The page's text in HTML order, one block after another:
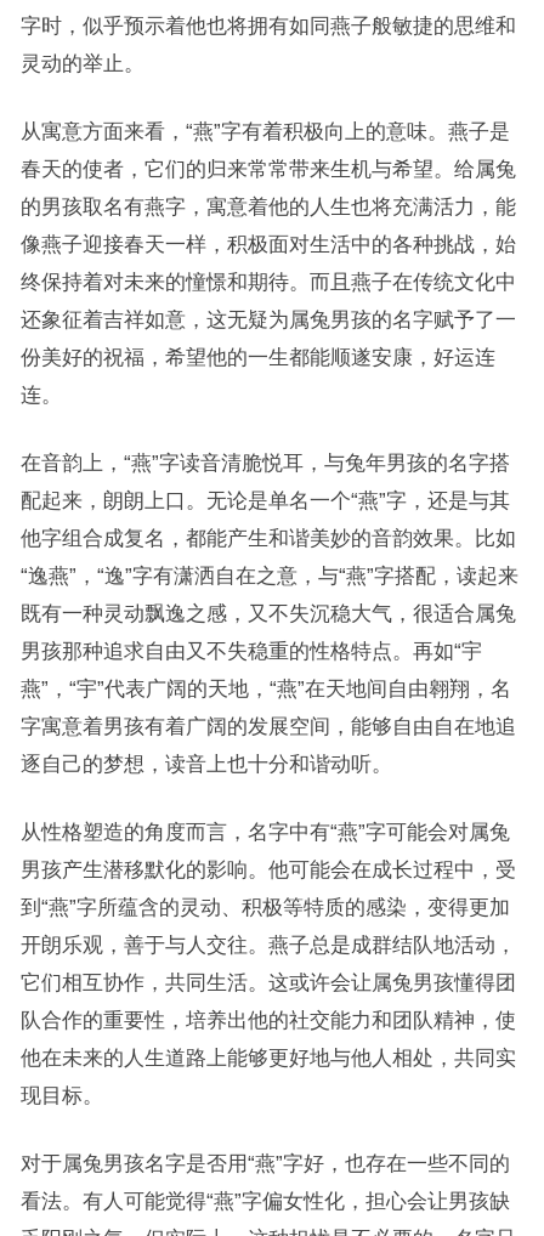
字时，似乎预示着他也将拥有如同燕子般敏捷的思维和
灵动的举止。
从寓意方面来看，“燕”字有着积极向上的意味。燕子是
春天的使者，它们的归来常常带来生机与希望。给属兔
的男孩取名有燕字，寓意着他的人生也将充满活力，能
像燕子迎接春天一样，积极面对生活中的各种挑战，始
终保持着对未来的憧憬和期待。而且燕子在传统文化中
还象征着吉祥如意，这无疑为属兔男孩的名字赋予了一
份美好的祝福，希望他的一生都能顺遂安康，好运连
连。
在音韵上，“燕”字读音清脆悦耳，与兔年男孩的名字搭
配起来，朗朗上口。无论是单名一个“燕”字，还是与其
他字组合成复名，都能产生和谐美妙的音韵效果。比如
“逸燕”，“逸”字有潇洒自在之意，与“燕”字搭配，读起来
既有一种灵动飘逸之感，又不失沉稳大气，很适合属兔
男孩那种追求自由又不失稳重的性格特点。再如“宇
燕”，“宇”代表广阔的天地，“燕”在天地间自由翱翔，名
字寓意着男孩有着广阔的发展空间，能够自由自在地追
逐自己的梦想，读音上也十分和谐动听。
从性格塑造的角度而言，名字中有“燕”字可能会对属兔
男孩产生潜移默化的影响。他可能会在成长过程中，受
到“燕”字所蕴含的灵动、积极等特质的感染，变得更加
开朗乐观，善于与人交往。燕子总是成群结队地活动，
它们相互协作，共同生活。这或许会让属兔男孩懂得团
队合作的重要性，培养出他的社交能力和团队精神，使
他在未来的人生道路上能够更好地与他人相处，共同实
现目标。
对于属兔男孩名字是否用“燕”字好，也存在一些不同的
看法。有人可能觉得“燕”字偏女性化，担心会让男孩缺